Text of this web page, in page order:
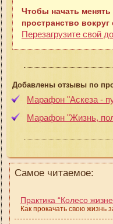
Чтобы начать
пространство вокруг
Перезагрузите свой
Добавлены отзывы по
Марафон "Аскеза -
Марафон "Жизнь,
Самое читаемое:
Практика “Колесо
Как прокачать свою жизнь